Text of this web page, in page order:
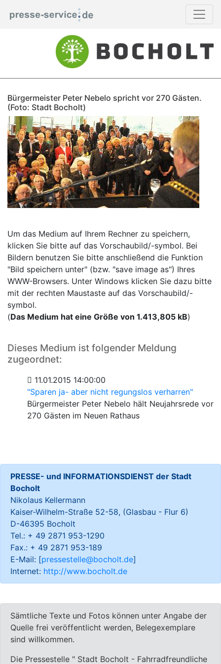
Bürgermeister Peter Nebelo spricht vor 270 Gästen.
(Foto: Stadt Bocholt)
Um das Medium auf Ihrem Rechner zu speichern,
klicken Sie bitte auf das Vorschaubild/-symbol. Bei
Bildern benutzen Sie bitte anschließend die Funktion
"Bild speichern unter" (bzw. "save image as") Ihres
WWW-Browsers. Unter Windows klicken Sie dazu bitte
mit der rechten Maustaste auf das Vorschaubild/-
symbol.
(Das Medium hat eine Größe von 1.413,805 kB)
Dieses Medium ist folgender Meldung
zugeordnet:
11.01.2015 14:00:00
"Sparen ja- aber nicht regungslos verharren"
Bürgermeister Peter Nebelo hält Neujahrsrede vor
270 Gästen im Neuen Rathaus
PRESSE- und INFORMATIONSDIENST der Stadt
Bocholt
Nikolaus Kellermann
Kaiser-Wilhelm-Straße 52-58, (Glasbau - Flur 6)
D-46395 Bocholt
Tel.: + 49 2871 953-1290
Fax.: + 49 2871 953-189
E-Mail: [pressestelle@bocholt.de]
Internet: http://www.bocholt.de
Sämtliche Texte und Fotos können unter Angabe der
Quelle frei veröffentlicht werden, Belegexemplare
sind willkommen.
Die Pressestelle " Stadt Bocholt - Fahrradfreundliche